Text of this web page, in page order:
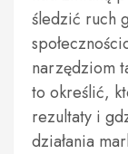
śledzić ruch
narzędziom
to określić,
rezultaty i
działania